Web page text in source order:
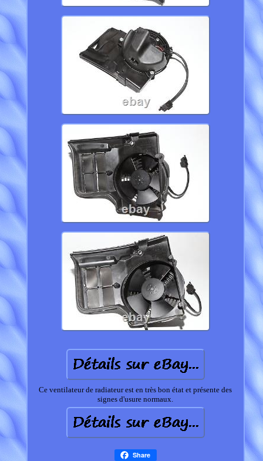
Ce ventilateur de radiateur est en très bon état et présente des
signes d'usure normaux.
Share